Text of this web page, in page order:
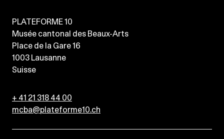
PLATEFORME 10
Musée cantonal des Beaux-Arts
Place de la Gare 16
1003 Lausanne
Suisse
+ 41 21 318 44 00
mcba@plateforme10.ch